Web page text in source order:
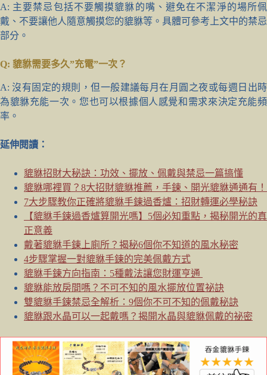
A: 主要禁忌包括不要觸摸貔貅的嘴、避免在不潔淨的場所佩
戴、不要讓他人隨意觸摸您的貔貅等。具體可參考上文中的禁忌
部分。
Q: 貔貅需要多久”充電”一次？
A: 沒有固定的規則，但一般建議每月在月圓之夜或每週日出時
為貔貅充能一次。您也可以根據個人感覺和需求來決定充能頻
率。
延伸閱讀：
貔貅招財大秘訣：功效、擺放、佩戴與禁忌一篇搞懂
貔貅哪裡買？8大招財貔貅推薦，手鍊、開光貔貅通通有！
7大步驟教你正確將貔貅手鍊過香爐：招財轉運必學秘訣
【貔貅手鍊過香爐算開光嗎】5個必知重點，揭秘開光的真
正意義
戴著貔貅手鍊上廁所？揭秘6個你不知道的風水秘密
4步驟掌握一對貔貅手鍊的完美佩戴方式
貔貅手鍊方向指南：5種戴法讓您財運亨通
貔貅能放房間嗎？不可不知的風水擺放位置祕訣
雙貔貅手鍊禁忌全解析：9個你不可不知的佩戴秘訣
貔貅跟水晶可以一起戴嗎？揭開水晶與貔貅佩戴的祕密